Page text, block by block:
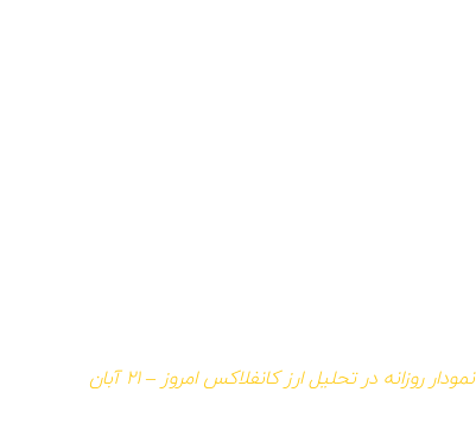
نمودار روزانه در تحلیل ارز کانفلاکس امروز – ۲۱ آبان